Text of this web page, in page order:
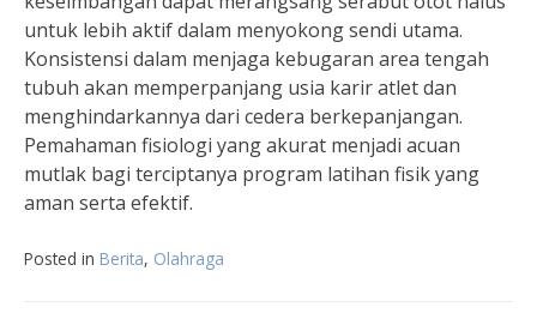
untuk lebih aktif dalam menyokong sendi utama.
Konsistensi dalam menjaga kebugaran area tengah
tubuh akan memperpanjang usia karir atlet dan
menghindarkannya dari cedera berkepanjangan.
Pemahaman fisiologi yang akurat menjadi acuan
mutlak bagi terciptanya program latihan fisik yang
aman serta efektif.
Posted in Berita, Olahraga